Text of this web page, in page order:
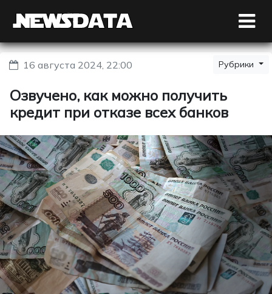
16 августа 2024, 22:00 Рубрики
Озвучено, как можно получить
кредит при отказе всех банков